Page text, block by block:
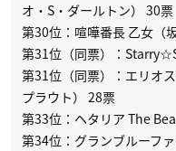
オ・S・ダールトン） 30票
第30位：喧嘩番長 乙女（
第31位（同票）：
第31位（同票）：エリオ
プラウト） 28票
第33位：ヘタリア The
第34位：グランブルーフ